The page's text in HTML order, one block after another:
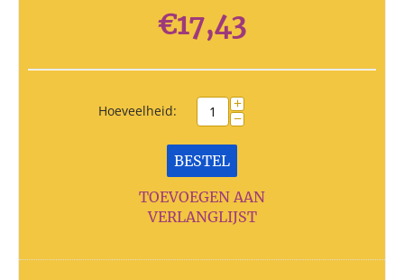
€17,43
Hoeveelheid: +
−
BESTEL
TOEVOEGEN AAN
VERLANGLIJST